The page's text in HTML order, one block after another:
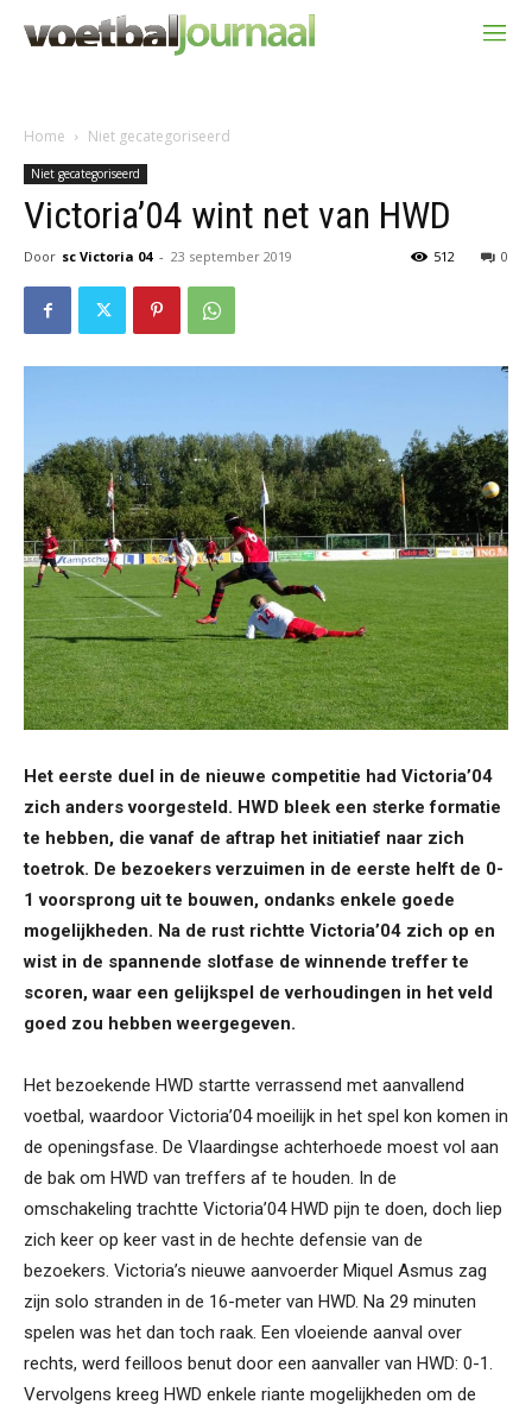
Home Niet gecategoriseerd
Niet gecategoriseerd
Victoria’04 wint net van HWD
Door sc Victoria 04 - 23 september 2019 0
512
Het eerste duel in de nieuwe competitie had Victoria’04
zich anders voorgesteld. HWD bleek een sterke formatie
te hebben, die vanaf de aftrap het initiatief naar zich
toetrok. De bezoekers verzuimen in de eerste helft de 0-
1 voorsprong uit te bouwen, ondanks enkele goede
mogelijkheden. Na de rust richtte Victoria’04 zich op en
wist in de spannende slotfase de winnende treffer te
scoren, waar een gelijkspel de verhoudingen in het veld
goed zou hebben weergegeven.
Het bezoekende HWD startte verrassend met aanvallend
voetbal, waardoor Victoria’04 moeilijk in het spel kon komen in
de openingsfase. De Vlaardingse achterhoede moest vol aan
de bak om HWD van treffers af te houden. In de
omschakeling trachtte Victoria’04 HWD pijn te doen, doch liep
zich keer op keer vast in de hechte defensie van de
bezoekers. Victoria’s nieuwe aanvoerder Miquel Asmus zag
zijn solo stranden in de 16-meter van HWD. Na 29 minuten
spelen was het dan toch raak. Een vloeiende aanval over
rechts, werd feilloos benut door een aanvaller van HWD: 0-1.
Vervolgens kreeg HWD enkele riante mogelijkheden om de